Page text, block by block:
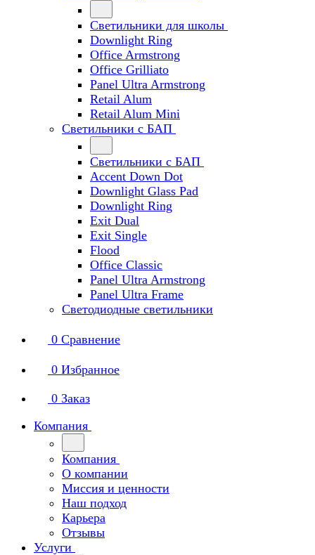
Светильники для школы
Downlight Ring
Office Armstrong
Office Grilliato
Panel Ultra Armstrong
Retail Alum
Retail Alum Mini
Светильники с БАП
Светильники с БАП
Accent Down Dot
Downlight Glass Pad
Downlight Ring
Exit Dual
Exit Single
Flood
Office Classic
Panel Ultra Armstrong
Panel Ultra Frame
Светодиодные светильники
0 Сравнение
0 Избранное
0 Заказ
Компания
Компания
О компании
Миссия и ценности
Наш подход
Карьера
Отзывы
Услуги